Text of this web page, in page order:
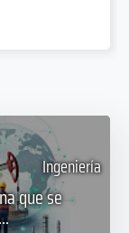
Ingeniería
que se